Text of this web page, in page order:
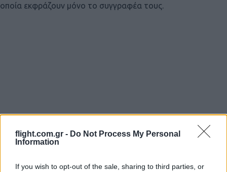
flight.com.gr - Do Not Process My Personal
Information
If you wish to opt-out of the sale, sharing to third parties, or
οποία εκφράζουν μόνο το συγγραφέα τους.